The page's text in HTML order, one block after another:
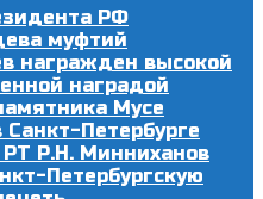
РФ
муфтий
награжден высокой
наградой
Мусе
Петербурге
Р.Н. Минниханов
Петербургскую